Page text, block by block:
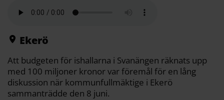
b
k
t
Ekerö
Att budgeten för ishallarna i Svanängen räknats upp
med 100 miljoner kronor var föremål för en lång
diskussion när kommunfullmäktige i Ekerö
sammanträdde den 8 juni.